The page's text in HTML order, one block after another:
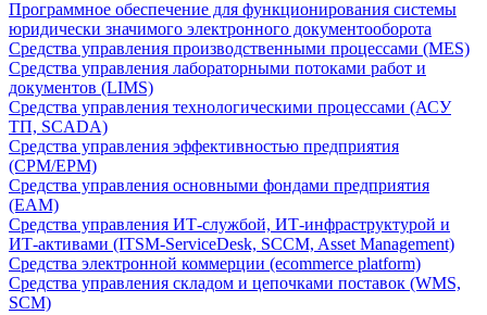
Программное обеспечение для функционирования системы
юридически значимого электронного документооборота
Средства управления производственными процессами (MES)
Средства управления лабораторными потоками работ и
документов (LIMS)
Средства управления технологическими процессами (АСУ
ТП, SCADA)
Средства управления эффективностью предприятия
(CPM/EPM)
Средства управления основными фондами предприятия
(EAM)
Средства управления ИТ-службой, ИТ-инфраструктурой и
ИТ-активами (ITSM-ServiceDesk, SCCM, Asset Management)
Средства электронной коммерции (ecommerce platform)
Средства управления складом и цепочками поставок (WMS,
SCM)